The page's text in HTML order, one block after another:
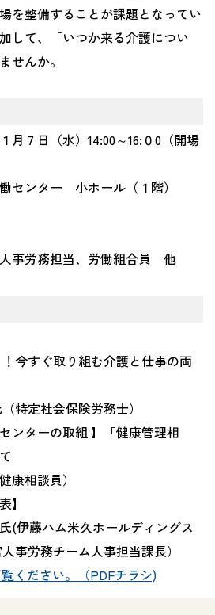
を整備することが課題となってい
して、「いつか来る介護につい
せんか。
月７日（水）14:00～16: ０0 （開場
センター 小ホール（１階）
事労務担当、労働組合員 他
！今すぐ取り組む介護と仕事の両
定社会保険労務士）
ンターの取組 】「健康管理相
相談員）
】
藤ハム米久ホールディングス
労務チーム人事担当課長）
ください。（PDFチラシ)